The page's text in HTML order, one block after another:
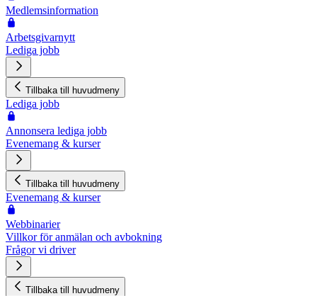
Medlemsinformation
Arbetsgivarnytt
Lediga jobb
Tillbaka till huvudmeny
Lediga jobb
Annonsera lediga jobb
Evenemang & kurser
Tillbaka till huvudmeny
Evenemang & kurser
Webbinarier
Villkor för anmälan och avbokning
Frågor vi driver
Tillbaka till huvudmeny